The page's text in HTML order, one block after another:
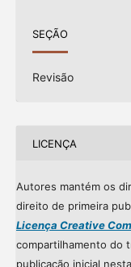
SEÇÃO
Revisão
LICENÇA
Autores mantém os
direito de primeira
Licença Creative
compartilhamento do
publicação inicial